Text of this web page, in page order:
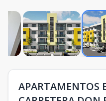
APARTAMENTOS